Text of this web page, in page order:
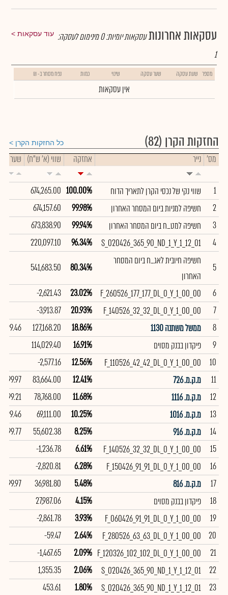
עסקאות אחרונות עוד עסקאות עסקאות יומיות:0מינימום לעסקה:
1
מספר שעת עסקה שער עסקה שינוי כמות נפח מסחר ב- ₪
אין עסקאות
החזקות הקרן (82) כל החזקות הקרן
מס' נייר אחזקה שווי (א' ש"ח) שער
1 שווי נקי של נכסי הקרן לתאריך הדוח 100.00%
674,265.00
2
חשיפה למניות ביום המסחר האחרון 99.98%
674,157.60
3
חשיפה למט_ח ביום המסחר האחרון 99.94%
673,838.90
4
S_020426_365_90_ND_1_Y_1_12_01
96.34%
220,097.10
5
חשיפה חיובית לאג_ח ביום המסחר
האחרון
80.34%
541,683.50
6
F_260526_177_177_DL_0_Y_1_00_00
23.02%
-2,621.43
7
F_140526_32_32_DL_0_Y_1_00_00
20.93%
-3,913.87
8
ממשל משתנה 1130 18.86%
127,168.20
99.46
9
פיקדון בבנק מסוים 16.91%
114,029.40
10
F_110526_42_42_DL_0_Y_1_00_00
12.56%
-2,577.16
11
מ.ק.מ. 726 12.41%
83,664.00
99.97
12
מ.ק.מ. 1116 11.68%
78,768.00
99.21
13
מ.ק.מ. 1016 10.25%
69,111.00
99.46
14
מ.ק.מ. 916 8.25%
55,602.38
99.77
15
F_140526_32_32_DL_0_Y_1_00_00
6.61%
-1,236.78
16
F_150426_91_91_DL_0_Y_1_00_00
6.28%
-2,820.81
17
מ.ק.מ. 816 5.48%
36,981.80
99.97
18
פיקדון בבנק מסוים 4.15%
27,987.06
19
F_060426_91_91_DL_0_Y_1_00_00
3.93%
-2,861.78
20
F_280526_63_63_DL_0_Y_1_00_00
2.64%
-59.47
21
F_120326_102_102_DL_0_Y_1_00_00
2.09%
-1,467.65
22
S_020426_365_90_ND_1_Y_1_12_01
2.06%
1,355.35
23
S_020426_365_90_ND_1_Y_1_12_01
1.80%
453.61